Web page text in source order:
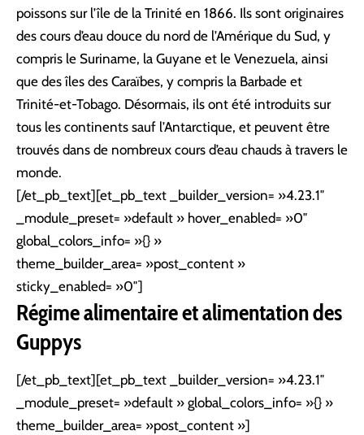
poissons sur l’île de la Trinité en 1866. Ils sont originaires
des cours d’eau douce du nord de l’Amérique du Sud, y
compris le Suriname, la Guyane et le Venezuela, ainsi
que des îles des Caraïbes, y compris la Barbade et
Trinité-et-Tobago. Désormais, ils ont été introduits sur
tous les continents sauf l’Antarctique, et peuvent être
trouvés dans de nombreux cours d’eau chauds à travers le
monde.
[/et_pb_text][et_pb_text _builder_version= »4.23.1″
_module_preset= »default » hover_enabled= »0″
global_colors_info= »{} »
theme_builder_area= »post_content »
sticky_enabled= »0″]
Régime alimentaire et alimentation des
Guppys
[/et_pb_text][et_pb_text _builder_version= »4.23.1″
_module_preset= »default » global_colors_info= »{} »
theme_builder_area= »post_content »]